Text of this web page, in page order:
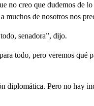
no creo que dudemos de
muchos de nosotros nos
senadora”, dijo.
todo, pero veremos qué
diplomática. Pero no hay